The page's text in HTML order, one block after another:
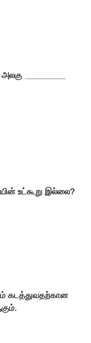
_________
உட்கூறு இல்லை?
கடத்துவதற்கான